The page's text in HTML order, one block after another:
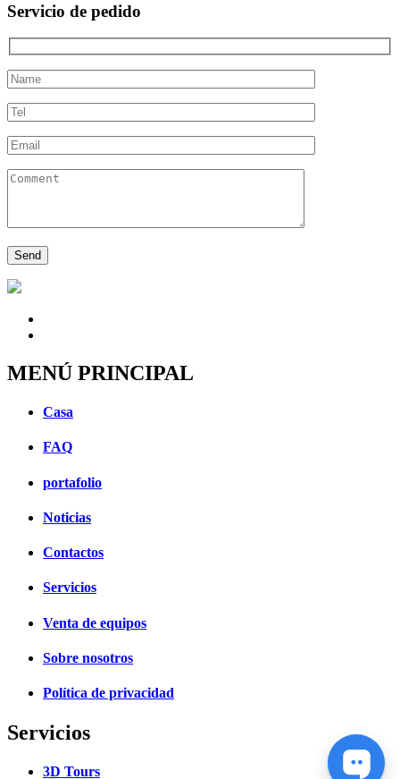
Servicio de pedido
MENÚ PRINCIPAL
Casa
FAQ
portafolio
Noticias
Contactos
Servicios
Venta de equipos
Sobre nosotros
Política de privacidad
Servicios
3D Tours